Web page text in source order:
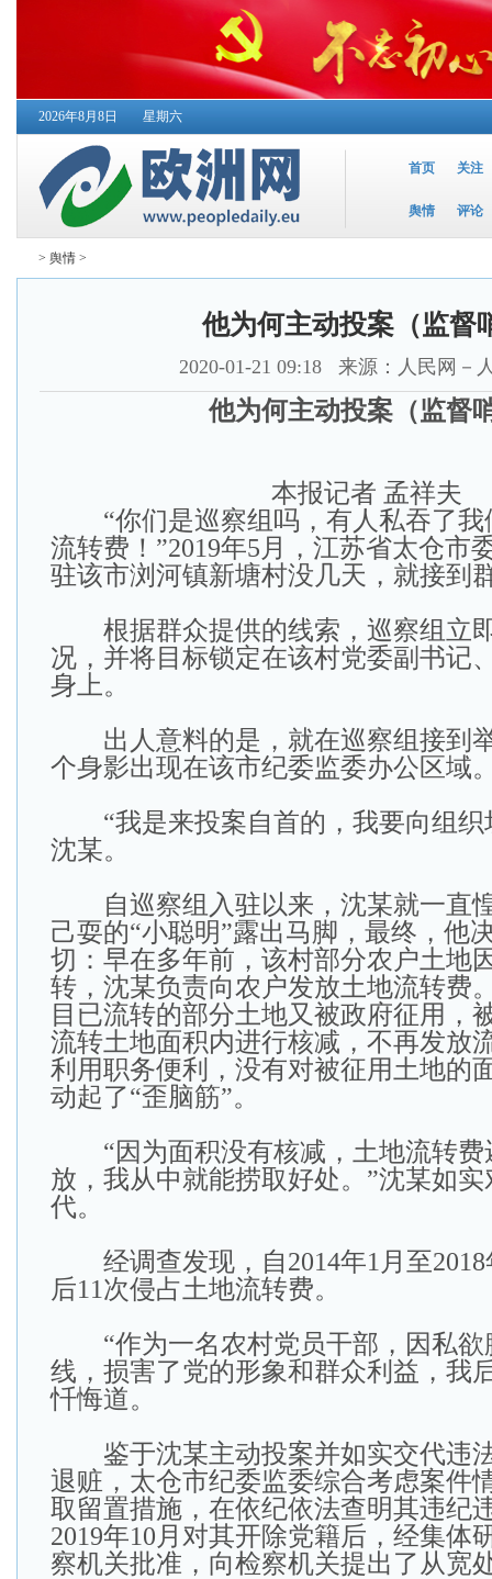
2026年8月8日 星期六
首页 关注
舆情 评论
> 舆情 >
他为何主动投案（监督
2020-01-21 09:18 来源：人民网－
他为何主动投案（监督
本报记者 孟祥夫
“你们是巡察组吗，有人私吞了我
流转费！”2019年5月，江苏省太仓市
驻该市浏河镇新塘村没几天，就接到
根据群众提供的线索，巡察组立
况，并将目标锁定在该村党委副书记
身上。
出人意料的是，就在巡察组接到
个身影出现在该市纪委监委办公区域
“我是来投案自首的，我要向组织
沈某。
自巡察组入驻以来，沈某就一直
己耍的“小聪明”露出马脚，最终，他
切：早在多年前，该村部分农户土地
转，沈某负责向农户发放土地流转费
目已流转的部分土地又被政府征用，
流转土地面积内进行核减，不再发放
利用职务便利，没有对被征用土地的
动起了“歪脑筋”。
“因为面积没有核减，土地流转费
放，我从中就能捞取好处。”沈某如
代。
经调查发现，自2014年1月至2018
后11次侵占土地流转费。
“作为一名农村党员干部，因私欲
线，损害了党的形象和群众利益，我
忏悔道。
鉴于沈某主动投案并如实交代违
退赃，太仓市纪委监委综合考虑案件
取留置措施，在依纪依法查明其违纪
2019年10月对其开除党籍后，经集体
察机关批准，向检察机关提出了从宽